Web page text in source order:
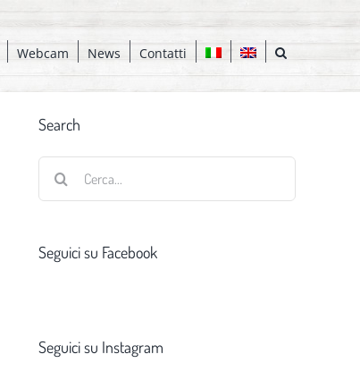
Webcam News Contatti
Search
Seguici su Facebook
Seguici su Instagram